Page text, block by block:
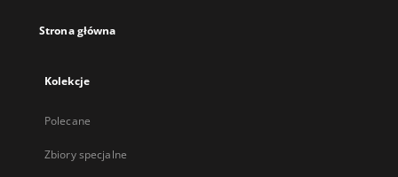
Strona główna
Kolekcje
Polecane
Zbiory specjalne